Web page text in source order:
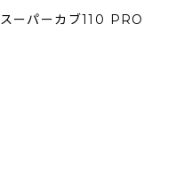
スーパーカブ110 PRO